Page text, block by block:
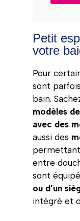
Petit
votre
Pour
sont
bain.
modèles
avec des
aussi des
entre
sont
ou d’un
intégré et